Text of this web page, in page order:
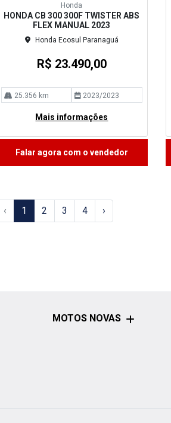
Honda
HONDA CB 300 300F TWISTER ABS
FLEX MANUAL 2023
Honda Ecosul Paranaguá
R$ 23.490,00
25.356 km 2023/2023
Mais informações
Falar agora com o vendedor
‹ 1 2 3 4 ›
MOTOS NOVAS